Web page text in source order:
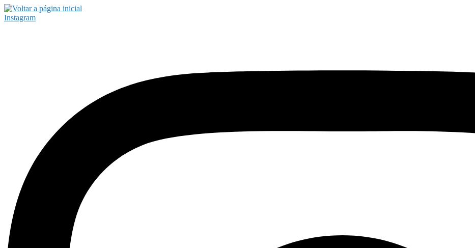
Instagram